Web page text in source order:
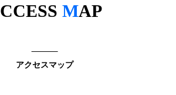
CCESS MAP
アクセスマップ